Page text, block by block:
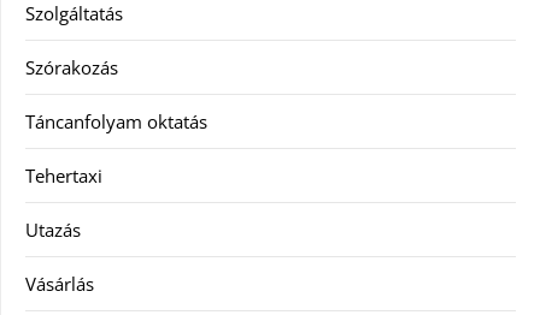
Szolgáltatás
Szórakozás
Táncanfolyam oktatás
Tehertaxi
Utazás
Vásárlás